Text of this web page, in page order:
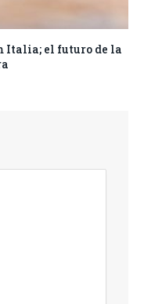
Italia; el futuro de la